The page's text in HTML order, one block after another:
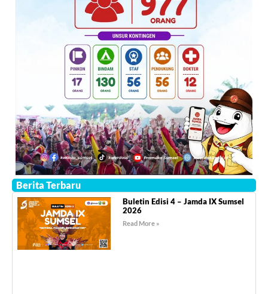
Berita Terbaru
Buletin Edisi 4 – Jamda IX Sumsel
2026
Read More »